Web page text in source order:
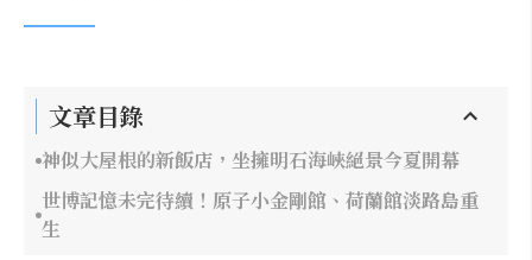
文章目錄
神似大屋根的新飯店，坐擁明石海峽絕景今夏開幕
世博記憶未完待續！原子小金剛館、荷蘭館淡路島重
生